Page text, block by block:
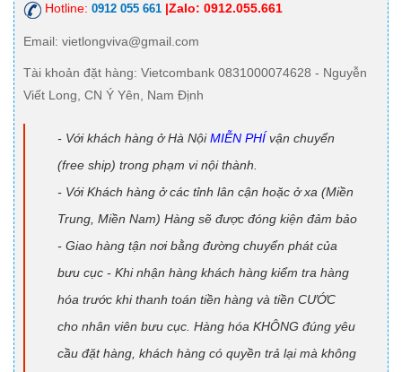
Hotline: 0912 055 661 |Zalo: 0912.055.661
Email: vietlongviva@gmail.com
Tài khoản đặt hàng: Vietcombank 0831000074628 - Nguyễn
Viết Long, CN Ý Yên, Nam Định
- Với khách hàng ở Hà NộiMIỄN PHÍ vận chuyển
(free ship) trong phạm vi nội thành.
- Với Khách hàng ở các tỉnh lân cận hoặc ở xa (Miền
Trung, Miền Nam) Hàng sẽ được đóng kiện đảm bảo
- Giao hàng tận nơi bằng đường chuyển phát của
bưu cục - Khi nhận hàng khách hàng kiểm tra hàng
hóa trước khi thanh toán tiền hàng và tiền CƯỚC
cho nhân viên bưu cục. Hàng hóa KHÔNG đúng yêu
cầu đặt hàng, khách hàng có quyền trả lại mà không